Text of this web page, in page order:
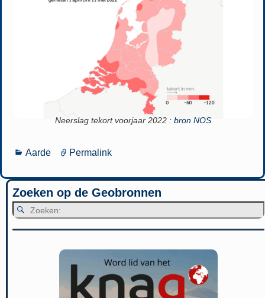
Neerslag tekort voorjaar 2022 :bron NOS
Aarde Permalink
Zoeken op de Geobronnen